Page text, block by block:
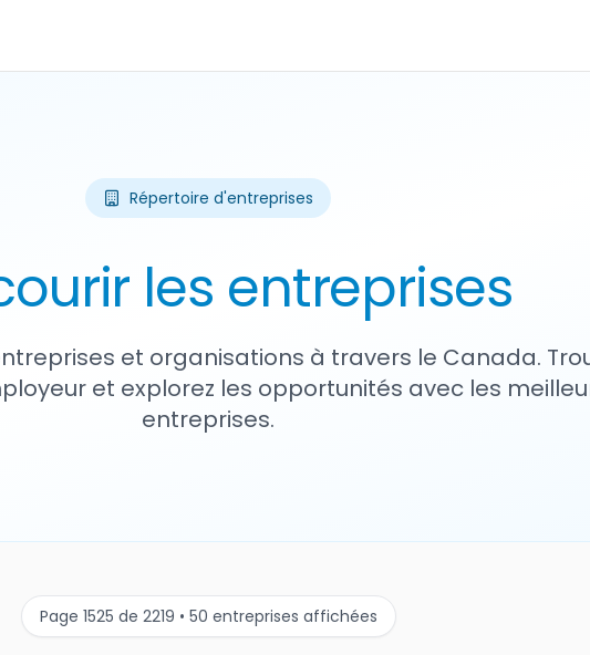
Répertoire d'entreprises
les entreprises
et organisations à travers le Canada.
et explorez les opportunités avec les
entreprises.
Page 1525 de 2219 • 50 entreprises affichées